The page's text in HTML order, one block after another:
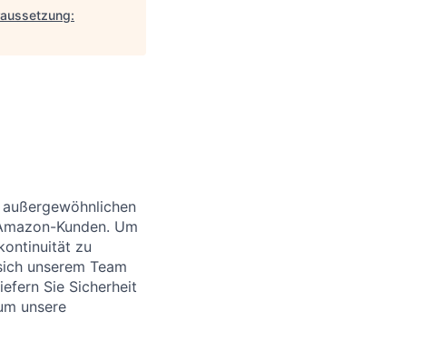
Kunden. Um
zu
unserem Team
Sie Sicherheit
unsere